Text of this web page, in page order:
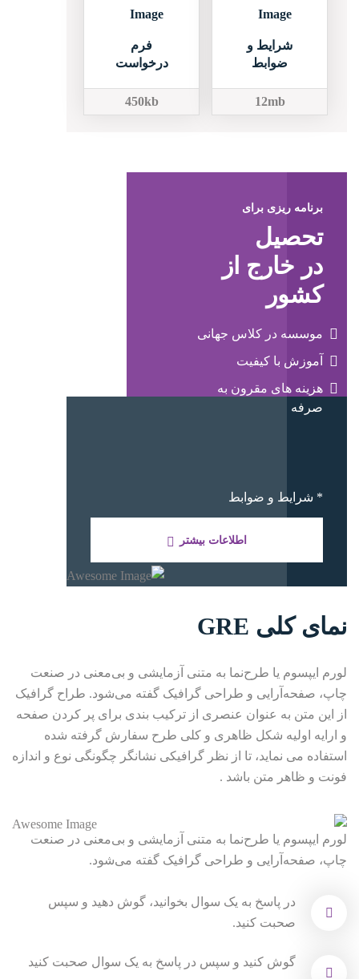
فرم
درخواست
450kb
شرایط و
ضوابط
12mb
برنامه ریزی برای
تحصیل
در خارج از
کشور
موسسه در کلاس جهانی
آموزش با کیفیت
هزینه های مقرون به
صرفه
* شرایط و ضوابط
اطلاعات بیشتر
نمای کلی GRE
لورم ایپسوم یا طرح‌نما به متنی آزمایشی و بی‌معنی در صنعت
چاپ، صفحه‌آرایی و طراحی گرافیک گفته می‌شود. طراح گرافیک
از این متن به عنوان عنصری از ترکیب بندی برای پر کردن صفحه
و ارایه اولیه شکل ظاهری و کلی طرح سفارش گرفته شده
استفاده می نماید، تا از نظر گرافیکی نشانگر چگونگی نوع و اندازه
فونت و ظاهر متن باشد .
لورم ایپسوم یا طرح‌نما به متنی آزمایشی و بی‌معنی در صنعت
چاپ، صفحه‌آرایی و طراحی گرافیک گفته می‌شود.
در پاسخ به یک سوال بخوانید، گوش دهید و سپس
صحبت کنید.
گوش کنید و سپس در پاسخ به یک سوال صحبت کنید